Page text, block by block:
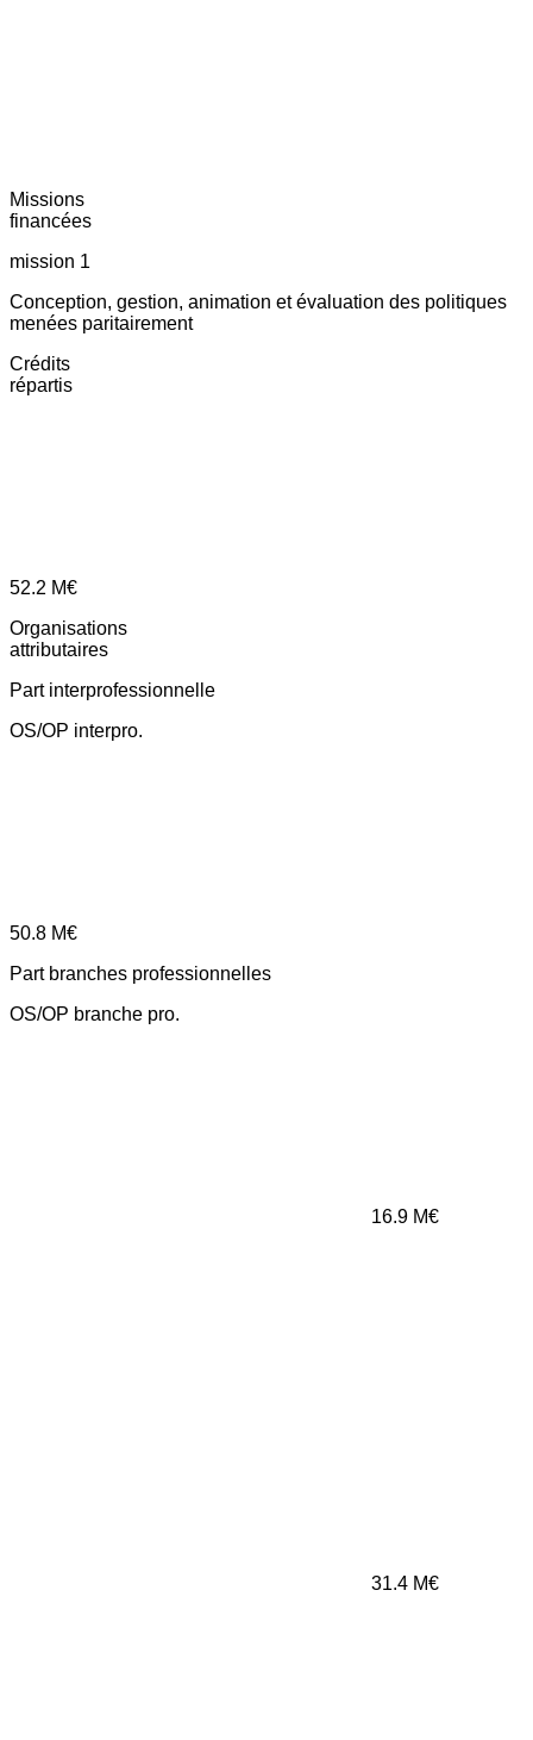
Missions
financées
mission 1
Conception, gestion, animation et évaluation des politiques
menées paritairement
Crédits
répartis
52.2 M€
Organisations
attributaires
Part interprofessionnelle
OS/OP interpro.
50.8 M€
Part branches professionnelles
OS/OP branche pro.
16.9 M€
31.4 M€